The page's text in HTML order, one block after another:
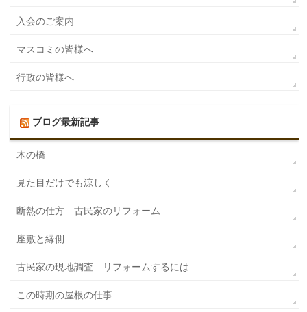
入会のご案内
マスコミの皆様へ
行政の皆様へ
ブログ最新記事
木の橋
見た目だけでも涼しく
断熱の仕方 古民家のリフォーム
座敷と縁側
古民家の現地調査 リフォームするには
この時期の屋根の仕事